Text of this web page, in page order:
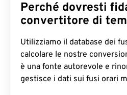
Perché dovresti
convertitore di
Utilizziamo il database dei
calcolare le nostre
è una fonte autorevole e
gestisce i dati sui fusi orari